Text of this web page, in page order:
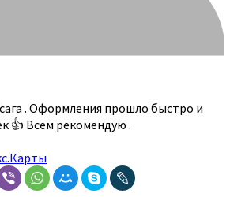
. Оформления прошло быстро и
👍 Всем рекомендую .